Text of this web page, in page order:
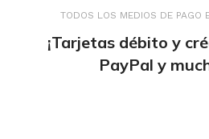
TODOS LOS MEDIOS DE PAGO
¡Tarjetas débito y
PayPal y